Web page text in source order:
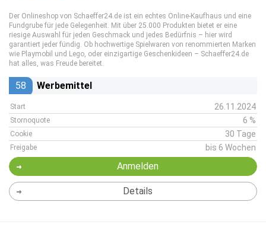
Der Onlineshop von Schaeffer24.de ist ein echtes Online-Kaufhaus und eine
Fundgrube für jede Gelegenheit. Mit über 25.000 Produkten bietet er eine
riesige Auswahl für jeden Geschmack und jedes Bedürfnis – hier wird
garantiert jeder fündig. Ob hochwertige Spielwaren von renommierten Marken
wie Playmobil und Lego, oder einzigartige Geschenkideen – Schaeffer24.de
hat alles, was Freude bereitet.
58 Werbemittel
Start 26.11.2024
Stornoquote 6 %
Cookie 30 Tage
Freigabe bis 6 Wochen
Anmelden
Details